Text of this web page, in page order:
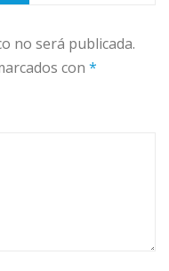
no será publicada.
con *